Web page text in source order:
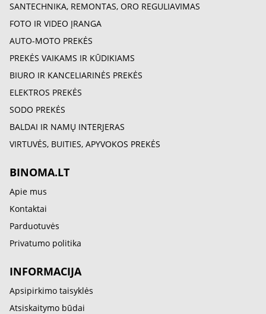
SANTECHNIKA, REMONTAS, ORO REGULIAVIMAS
FOTO IR VIDEO ĮRANGA
AUTO-MOTO PREKĖS
PREKĖS VAIKAMS IR KŪDIKIAMS
BIURO IR KANCELIARINĖS PREKĖS
ELEKTROS PREKĖS
SODO PREKĖS
BALDAI IR NAMŲ INTERJERAS
VIRTUVĖS, BUITIES, APYVOKOS PREKĖS
BINOMA.LT
Apie mus
Kontaktai
Parduotuvės
Privatumo politika
INFORMACIJA
Apsipirkimo taisyklės
Atsiskaitymo būdai